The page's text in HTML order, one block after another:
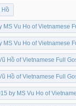
Hồ
Vu Ho of Vietnamese
Vu Ho of Vietnamese
Hồ of Vietnamese Full
Hồ of Vietnamese Full
by MS Vu Ho of